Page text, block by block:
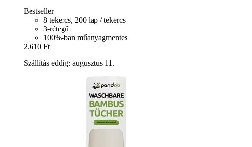
Bestseller
8 tekercs, 200 lap / tekercs
3-rétegű
100%-ban műanyagmentes
2.610 Ft
Szállítás eddig: augusztus 11.